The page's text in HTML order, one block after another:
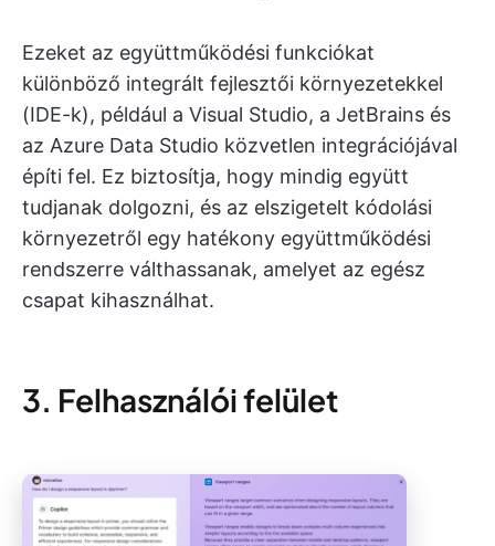
Ezeket az együttműködési funkciókat
különböző integrált fejlesztői környezetekkel
(IDE-k), például a Visual Studio, a JetBrains és
az Azure Data Studio közvetlen integrációjával
építi fel. Ez biztosítja, hogy mindig együtt
tudjanak dolgozni, és az elszigetelt kódolási
környezetről egy hatékony együttműködési
rendszerre válthassanak, amelyet az egész
csapat kihasználhat.
3. Felhasználói felület